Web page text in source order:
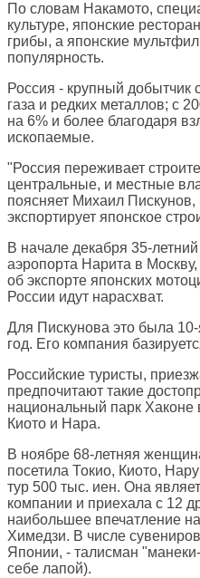
По словам Накамото,
культуре, японские
грибы, а японские
популярность.
Россия - крупный
газа и редких металлов; с
на 6% и более благодаря
ископаемые.
"Россия переживает
центральные, и местные
поясняет Михаил
экспортирует японское
В начале декабря 35-
аэропорта Нарита в
об экспорте японских
России идут нарасхват.
Для Пискунова это была
год. Его компания
Российские туристы,
предпочитают такие
национальный парк Хаконе
Киото и Нара.
В ноябре 68-летняя
посетила Токио, Киото,
тур 500 тыс. иен. Она
компании и приехала с 12
наибольшее впечатление
Химедзи. В числе
Японии, - талисман
себе лапой).